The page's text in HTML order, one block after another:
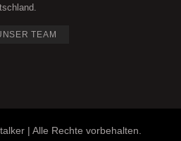
TEAM
| Alle Rechte vorbehalten.